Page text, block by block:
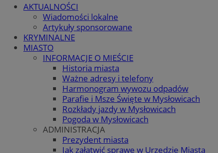
AKTUALNOŚCI
Wiadomości lokalne
Artykuły sponsorowane
KRYMINALNE
MIASTO
INFORMACJE O MIEŚCIE
Historia miasta
Ważne adresy i telefony
Harmonogram wywozu odpadów
Parafie i Msze Święte w Mysłowicach
Rozkłady jazdy w Mysłowicach
Pogoda w Mysłowicach
ADMINISTRACJA
Prezydent miasta
Jak załatwić sprawę w Urzędzie Miasta